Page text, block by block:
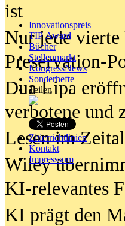
Innovationspreis
TIP Award
Bücher
Stellenmarkt
KongressNews
Sonderhefte
Teilen
Zitierrichtlinien
Kontakt
Impresssum
ist
Nur jede
Preservation-
Dua Lipa
verbotene und
Lesen im
Wiley
KI-relevantes
KI prägt den